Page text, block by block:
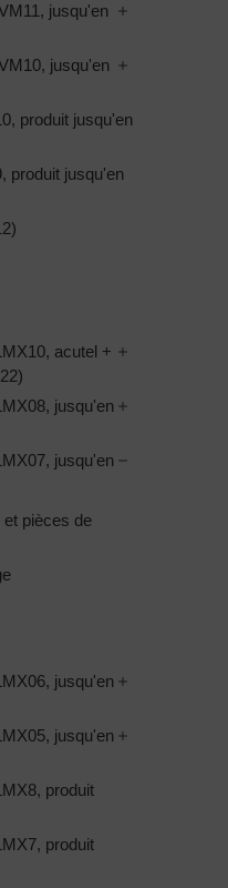
jusqu'en
jusqu'en
produit jusqu'en
produit jusqu'en
acutel +
jusqu'en
jusqu'en
pièces de
jusqu'en
jusqu'en
produit
produit